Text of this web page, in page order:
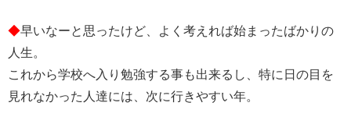
◆早いなーと思ったけど、よく考えれば始まったばかりの
人生。
これから学校へ入り勉強する事も出来るし、特に日の目を
見れなかった人達には、次に行きやすい年。